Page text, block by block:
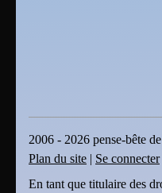
2006 - 2026 pense-bête
Plan du site | Se connecter
En tant que titulaire des